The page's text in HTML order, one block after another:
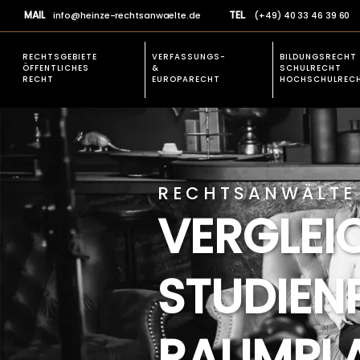
MAIL info@heinze-rechtsanwaelte.de TEL. (+49) 40 33 46 39 60
RECHTSGEBIETE
ÖFFENTLICHES
RECHT
EXPERTISE
Rechtsgebiete allgemein
Prüfungsrecht
Studienplatz einklagen
Öffentliches Baurecht
Verfassungsbeschwerden &
Europarecht
Schulrecht und Hochschulrecht
Allgemeines Verwaltungsrecht
VERFASSUNGS-
&
EUROPARECHT
BILDUNGSRECHT
SCHULRECHT